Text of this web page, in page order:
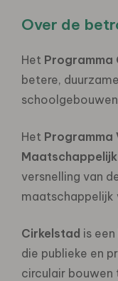
Over de
Het Programma
betere,
Het Programma
versnelling van
maatschappelijk
Cirkelstad is
die publieke en
circulair bouwen